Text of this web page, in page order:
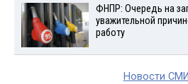
ФНПР: Очередь на
уважительной
работу
Новости